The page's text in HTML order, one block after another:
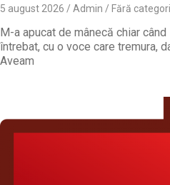
5 august 2026 Admin Fără
M-a apucat de mânecă chiar
întrebat, cu o voce care tremura,
Aveam